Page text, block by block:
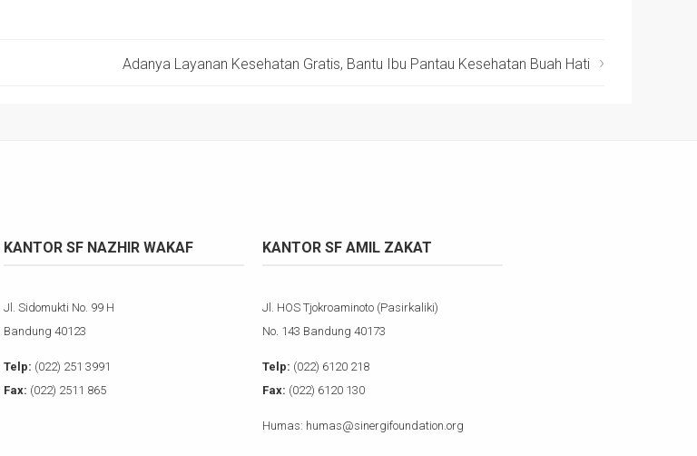
Adanya Layanan Kesehatan Gratis, Bantu Ibu Pantau Kesehatan Buah Hati
KANTOR SF NAZHIR WAKAF
Jl. Sidomukti No. 99 H
Bandung 40123
Telp: (022) 251 3991
Fax: (022) 2511 865
KANTOR SF AMIL ZAKAT
Jl. HOS Tjokroaminoto (Pasirkaliki)
No. 143 Bandung 40173
Telp: (022) 6120 218
Fax: (022) 6120 130
Humas: humas@sinergifoundation.org